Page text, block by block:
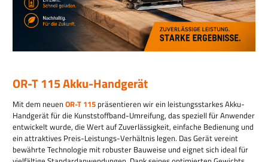
OR-T 115 Akku-Handgerät
Mit dem neuenOR-T 115 präsentieren wir ein leistungsstarkes Akku-
Handgerät für die Kunststoffband-Umreifung, das speziell für Anwender
entwickelt wurde, die Wert auf Zuverlässigkeit, einfache Bedienung und
ein attraktives Preis-Leistungs-Verhältnis legen. Das Gerät vereint
bewährte Technologie mit robuster Bauweise und eignet sich ideal für